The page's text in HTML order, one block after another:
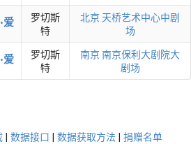
爱
罗切斯
特
北京 天桥艺术中心中剧
场
爱
罗切斯
特
南京 南京保利大剧院大
剧场
| 数据接口 | 数据获取方法 | 捐赠名单